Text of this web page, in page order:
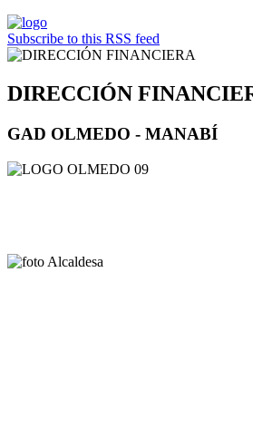
Subscribe to this RSS feed
DIRECCIÓN
GAD OLMEDO - MANABÍ